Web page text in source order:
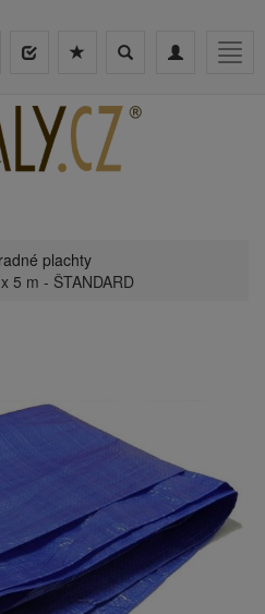
Toggle
Toggle
plachty
5 m - ŠTANDARD